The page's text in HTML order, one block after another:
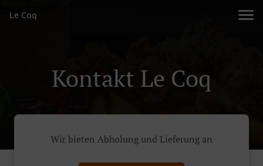
Le Coq
Kontakt Le Coq
Wir bieten Abholung und Lieferung an